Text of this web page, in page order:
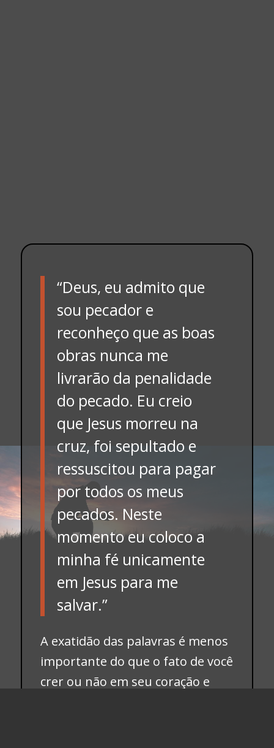
“Deus, eu admito que
sou pecador e
reconheço que as boas
obras nunca me
livrarão da penalidade
do pecado. Eu creio
que Jesus morreu na
cruz, foi sepultado e
ressuscitou para pagar
por todos os meus
pecados. Neste
momento eu coloco a
minha fé unicamente
em Jesus para me
salvar.”
A exatidão das palavras é menos
importante do que o fato de você
crer ou não em seu coração e